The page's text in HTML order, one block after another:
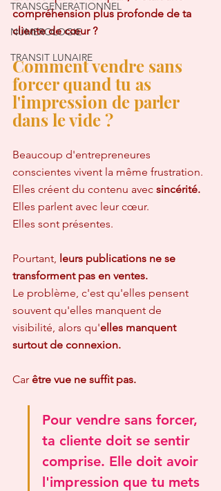
TRANSGENERATIONNEL
NUMEROLOGIE
TRANSIT LUNAIRE
compréhension plus profonde de ta
cliente de cœur ?
Comment vendre sans
forcer quand tu as
l'impression de parler
dans le vide ?
Beaucoup d'entrepreneures
conscientes vivent la même frustration.
Elles créent du contenu avec sincérité.
Elles parlent avec leur cœur.
Elles sont présentes.
Pourtant, leurs publications ne se
transforment pas en ventes.
Le problème, c'est qu'elles pensent
souvent qu'elles manquent de
visibilité, alors qu'elles manquent
surtout de connexion.
Car être vue ne suffit pas.
Pour vendre sans forcer,
ta cliente doit se sentir
comprise. Elle doit avoir
l'impression que tu mets